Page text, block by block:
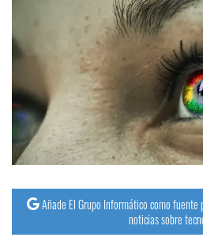
Plataformas
streaming
Operadores
Trucos
Tutoriales
Añade El Grupo Informático como
noticias sobre